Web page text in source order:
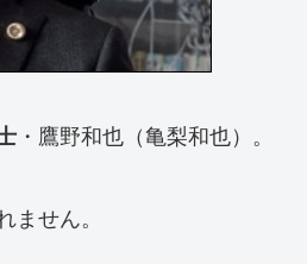
・鷹野和也（亀梨和也）。
ません。